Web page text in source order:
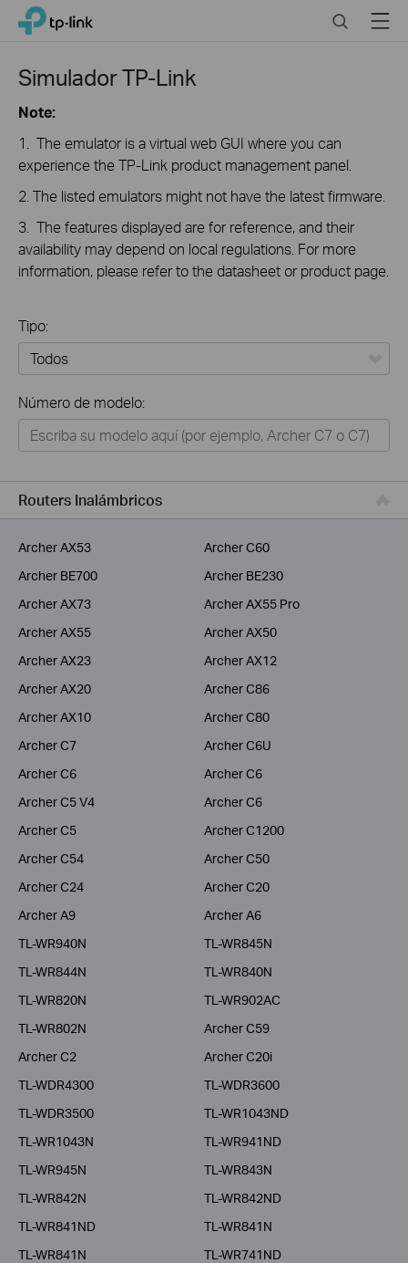
Click
navigation
TP-Link, Reliably Smart SearchMenu
Simulador TP-Link
Note:
1. The emulator is a virtual web GUI where you can
experience the TP-Link product management panel.
2. The listed emulators might not have the latest firmware.
3. The features displayed are for reference, and their
availability may depend on local regulations. For more
information, please refer to the datasheet or product page.
Tipo:
Hogar
Tapo
Negocios
ISPs
Número de modelo:
Routers Inalámbricos
Archer AX53
Archer C60
Archer BE700
Archer BE230
Archer AX73
Archer AX55 Pro
Archer AX55
Archer AX50
Archer AX23
Archer AX12
Archer AX20
Archer C86
Archer AX10
Archer C80
Archer C7
Archer C6U
Archer C6
Archer C6
Archer C5 V4
Archer C6
Archer C5
Archer C1200
Archer C54
Archer C50
Archer C24
Archer C20
Archer A9
Archer A6
TL-WR940N
TL-WR845N
TL-WR844N
TL-WR840N
TL-WR820N
TL-WR902AC
TL-WR802N
Archer C59
Archer C2
Archer C20i
TL-WDR4300
TL-WDR3600
TL-WDR3500
TL-WR1043ND
TL-WR1043N
TL-WR941ND
TL-WR945N
TL-WR843N
TL-WR842N
TL-WR842ND
TL-WR841ND
TL-WR841N
TL-WR841N
TL-WR741ND